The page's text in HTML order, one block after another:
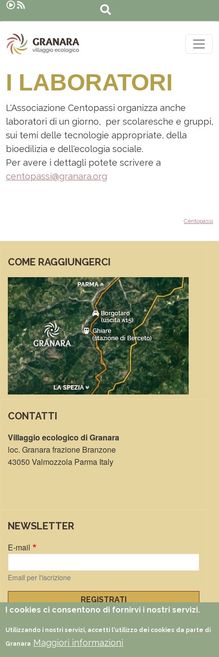
Salta al contenuto principale
I LABORATORI
L'Associazione Centopassi organizza anche
laboratori di un giorno, per scolaresche e gruppi,
sui temi delle tecnologie appropriate, della
bioedilizia e dell'ecologia sociale.
Per avere i dettagli potete scrivere a
centopassi@granara.org
Centopassi
COME RAGGIUNGERCI
CONTATTI
Villaggio ecologico di Granara
loc. Granara frazione Branzone
43050 Valmozzola Parma Italy
NEWSLETTER
E-mail
Email per l'iscrizione
Gestisci iscrizioni
FUNZIONI
Documenti Foto Video Partners
I cookies ci consentono di fornirvi i nostri servizi.
Utilizzando i nostri servizi, accetti l'utilizzo dei cookies da parte di
Granara Maggiori informazioni